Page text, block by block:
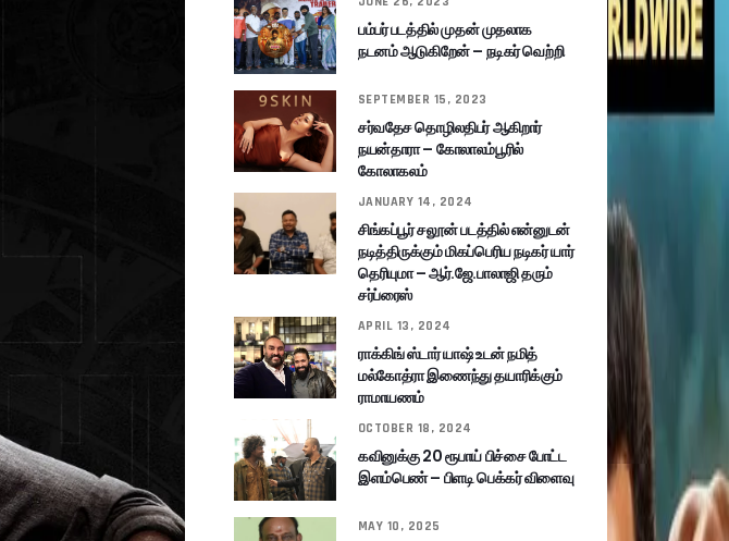
பம்பர் படத்தில் முதன் முதலாக
நடனம் ஆடுகிறேன் – நடிகர் வெற்றி
SEPTEMBER 15, 2023
சர்வதேச தொழிலதிபர் ஆகிறார்
நயன்தாரா – கோலாலம்பூரில்
கோலாகலம்
JANUARY 14, 2024
சிங்கப்பூர் சலூன் படத்தில் என்னுடன்
நடித்திருக்கும் மிகப்பெரிய நடிகர் யார்
தெரியுமா – ஆர்.ஜே.பாலாஜி தரும்
சர்ப்ரைஸ்
APRIL 13, 2024
ராக்கிங் ஸ்டார் யாஷ் உடன் நமித்
மல்கோத்ரா இணைந்து தயாரிக்கும்
ராமாயணம்
OCTOBER 18, 2024
கவினுக்கு 20 ரூபாய் பிச்சை போட்ட
இளம்பெண் – பிளடி பெக்கர் விளைவு
MAY 10, 2025